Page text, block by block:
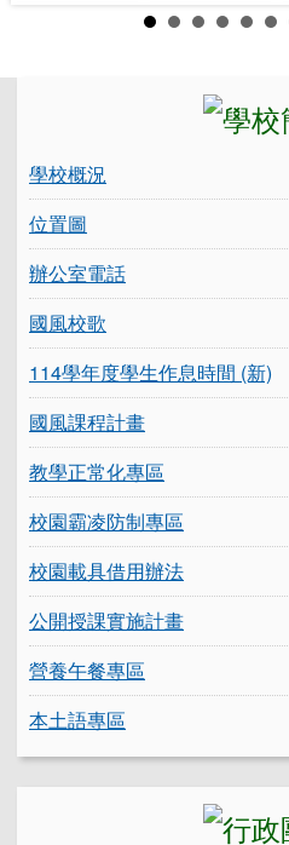
學校概況
位置圖
辦公室電話
國風校歌
114學年度學生作息時間 (新)
國風課程計畫
教學正常化專區
校園霸凌防制專區
校園載具借用辦法
公開授課實施計畫
營養午餐專區
本土語專區